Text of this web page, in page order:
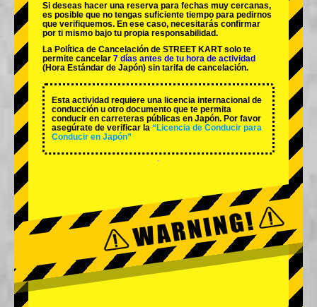
Si deseas hacer una reserva para fechas muy cercanas,
es posible que no tengas suficiente tiempo para pedirnos
que verifiquemos. En ese caso, necesitarás confirmar
por ti mismo bajo tu propia responsabilidad.
La Política de Cancelación de STREET KART solo te
permite cancelar 7 días antes de tu hora de actividad
(Hora Estándar de Japón) sin tarifa de cancelación.
Esta actividad requiere una licencia internacional de
conducción u otro documento que te permita
conducir en carreteras públicas en Japón. Por favor
asegúrate de verificar la “Licencia de Conducir para
Conducir en Japón”